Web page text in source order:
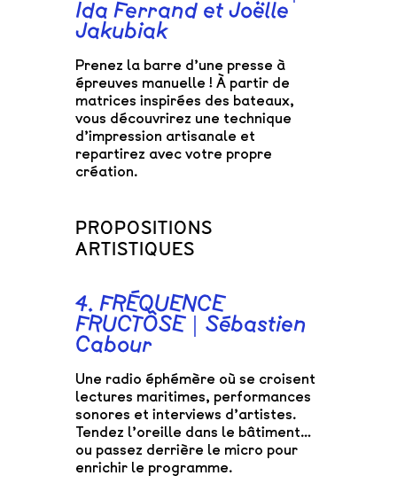
Ida Ferrand et Joëlle
Jakubiak
Prenez la barre d’une presse à
épreuves manuelle ! À partir de
matrices inspirées des bateaux,
vous découvrirez une technique
d’impression artisanale et
repartirez avec votre propre
création.
PROPOSITIONS
ARTISTIQUES
4. FRÉQUENCE
FRUCTÔSE｜Sébastien
Cabour
Une radio éphémère où se croisent
lectures maritimes, performances
sonores et interviews d’artistes.
Tendez l’oreille dans le bâtiment…
ou passez derrière le micro pour
enrichir le programme.